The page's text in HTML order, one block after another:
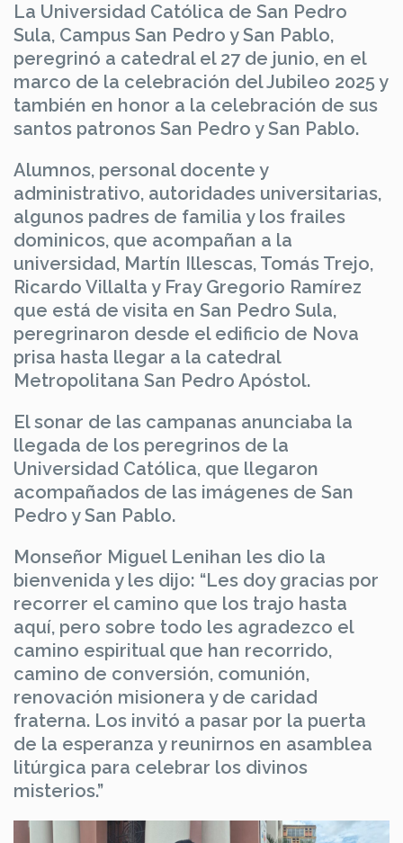
La Universidad Católica de San Pedro
Sula, Campus San Pedro y San Pablo,
peregrinó a catedral el 27 de junio, en el
marco de la celebración del Jubileo 2025 y
también en honor a la celebración de sus
santos patronos San Pedro y San Pablo.
Alumnos, personal docente y
administrativo, autoridades universitarias,
algunos padres de familia y los frailes
dominicos, que acompañan a la
universidad, Martín Illescas, Tomás Trejo,
Ricardo Villalta y Fray Gregorio Ramírez
que está de visita en San Pedro Sula,
peregrinaron desde el edificio de Nova
prisa hasta llegar a la catedral
Metropolitana San Pedro Apóstol.
El sonar de las campanas anunciaba la
llegada de los peregrinos de la
Universidad Católica, que llegaron
acompañados de las imágenes de San
Pedro y San Pablo.
Monseñor Miguel Lenihan les dio la
bienvenida y les dijo: “Les doy gracias por
recorrer el camino que los trajo hasta
aquí, pero sobre todo les agradezco el
camino espiritual que han recorrido,
camino de conversión, comunión,
renovación misionera y de caridad
fraterna. Los invitó a pasar por la puerta
de la esperanza y reunirnos en asamblea
litúrgica para celebrar los divinos
misterios.”